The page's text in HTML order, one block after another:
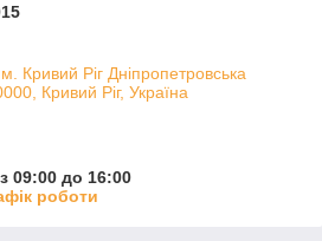
Кривий Ріг Дніпропетровська
Кривий Ріг, Україна
09:00 до 16:00
роботи